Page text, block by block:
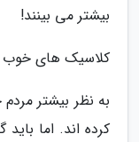
بیشتر می بینند!
کلاسیک های خوب
به نظر بیشتر
کرده اند. اما